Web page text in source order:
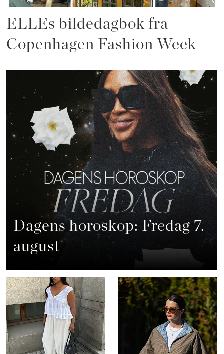
ELLEs bildedagbok fra
Copenhagen Fashion Week
Dagens horoskop: Fredag 7.
august